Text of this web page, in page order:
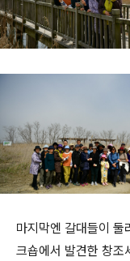
마지막엔 갈대들이 둘
크숍에서 발견한 창조